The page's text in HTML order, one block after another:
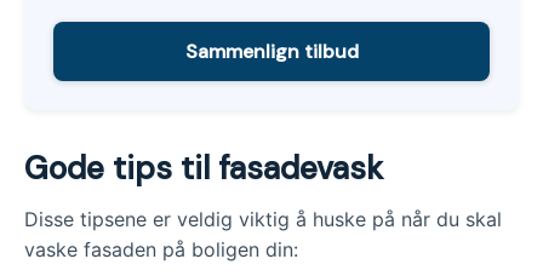
Sammenlign tilbud
Gode tips til fasadevask
Disse tipsene er veldig viktig å huske på når du skal
vaske fasaden på boligen din: